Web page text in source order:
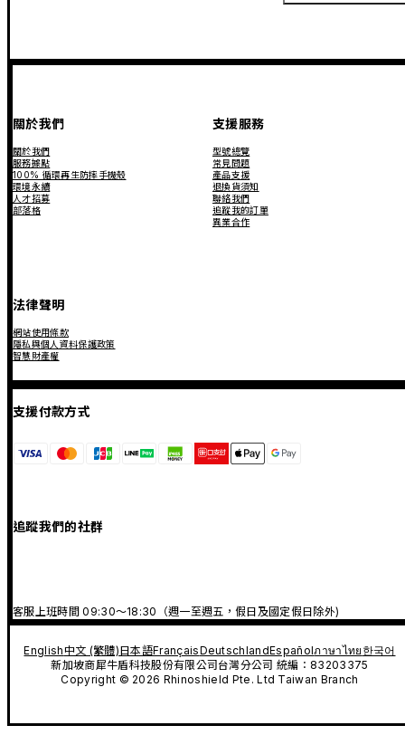
關於我們
關於我們
服務據點
100% 循環再生防摔手機殼
環境永續
人才招募
部落格
支援服務
型號總覽
常見問題
產品支援
退換貨須知
聯絡我們
追蹤我的訂單
異業合作
法律聲明
網站使用條款
隱私與個人資料保護政策
智慧財產權
支援付款方式
追蹤我們的社群
客服上班時間 09:30～18:30（週一至週五，假日及國定假日除外)
English中文 (繁體)日本語FrançaisDeutschlandEspañolภาษาไทย 한국어
新加坡商犀牛盾科技股份有限公司台灣分公司 統編：83203375
Copyright © 2026 Rhinoshield Pte. Ltd Taiwan Branch